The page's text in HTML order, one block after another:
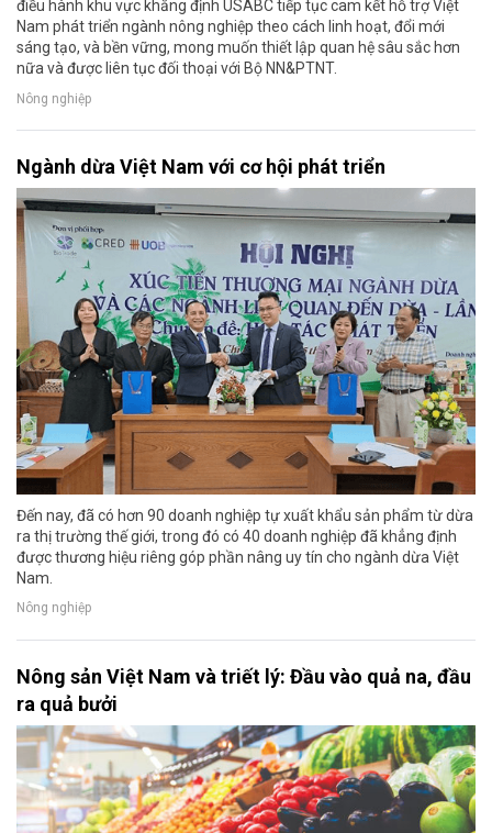
điều hành khu vực khẳng định USABC tiếp tục cam kết hỗ trợ Việt
Nam phát triển ngành nông nghiệp theo cách linh hoạt, đổi mới
sáng tạo, và bền vững, mong muốn thiết lập quan hệ sâu sắc hơn
nữa và được liên tục đối thoại với Bộ NN&PTNT.
Nông nghiệp
Ngành dừa Việt Nam với cơ hội phát triển
Đến nay, đã có hơn 90 doanh nghiệp tự xuất khẩu sản phẩm từ dừa
ra thị trường thế giới, trong đó có 40 doanh nghiệp đã khẳng định
được thương hiệu riêng góp phần nâng uy tín cho ngành dừa Việt
Nam.
Nông nghiệp
Nông sản Việt Nam và triết lý: Đầu vào quả na, đầu
ra quả bưởi